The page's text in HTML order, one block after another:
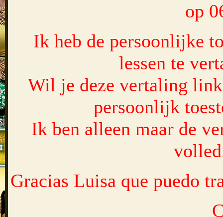
op
Ik heb de persoonlijke
lessen te
Wil je deze vertaling
persoonlijk
Ik ben alleen maar de
Gracias Luisa que puedo